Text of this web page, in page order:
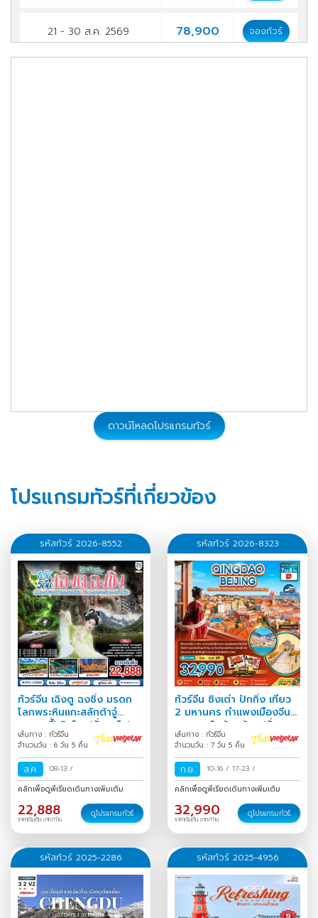
21 - 30 ส.ค. 2569 78,900 จองทัวร์
ดาวน์โหลดโปรแกรมทัวร์
โปรแกรมทัวร์ที่เกี่ยวข้อง
รหัสทัวร์ 2026-8552
ทัวร์จีน เฉิงตู ฉงชิ่ง มรดก
โลกพระหินแกะสลักต้าจู๋
อุทยานปี้เผิงโกว(นั่งรถไฟ
ความเร็วสูง) 6วัน 5คืน
เส้นทาง : ทัวร์จีน
จำนวนวัน : 6 วัน 5 คืน
ส.ค. 08-13 /
คลิกเพื่อดูพีเรียดเดินทางเพิ่มเติม
22,888
ราคาเริ่มต้น บาท/ท่าน
ดูโปรแกรมทัวร์
รหัสทัวร์ 2026-8323
ทัวร์จีน ชิงเต่า ปักกิ่ง เที่ยว
2 มหานคร กำแพงเมืองจีน
พระราชวังต้องห้าม (นั่ง
รถไฟความเร็วสูง) 7 วัน
เส้นทาง : ทัวร์จีน
จำนวนวัน : 7 วัน 5 คืน
ก.ย. 10-16 / 17-23 /
คลิกเพื่อดูพีเรียดเดินทางเพิ่มเติม
32,990
ราคาเริ่มต้น บาท/ท่าน
ดูโปรแกรมทัวร์
รหัสทัวร์ 2025-2286 รหัสทัวร์ 2025-4956